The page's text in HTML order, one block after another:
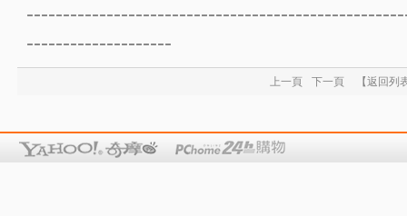
--------------------
上一頁 下一頁 【返回列